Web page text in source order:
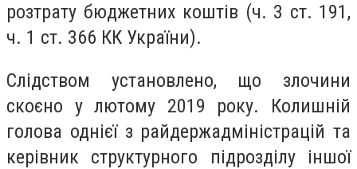
розтрату бюджетних коштів (ч. 3 ст. 191,
ч. 1 ст. 366 КК України).
Слідством установлено, що злочини
скоєно у лютому 2019 року. Колишній
голова однієї з райдержадміністрацій та
керівник структурного підрозділу іншої